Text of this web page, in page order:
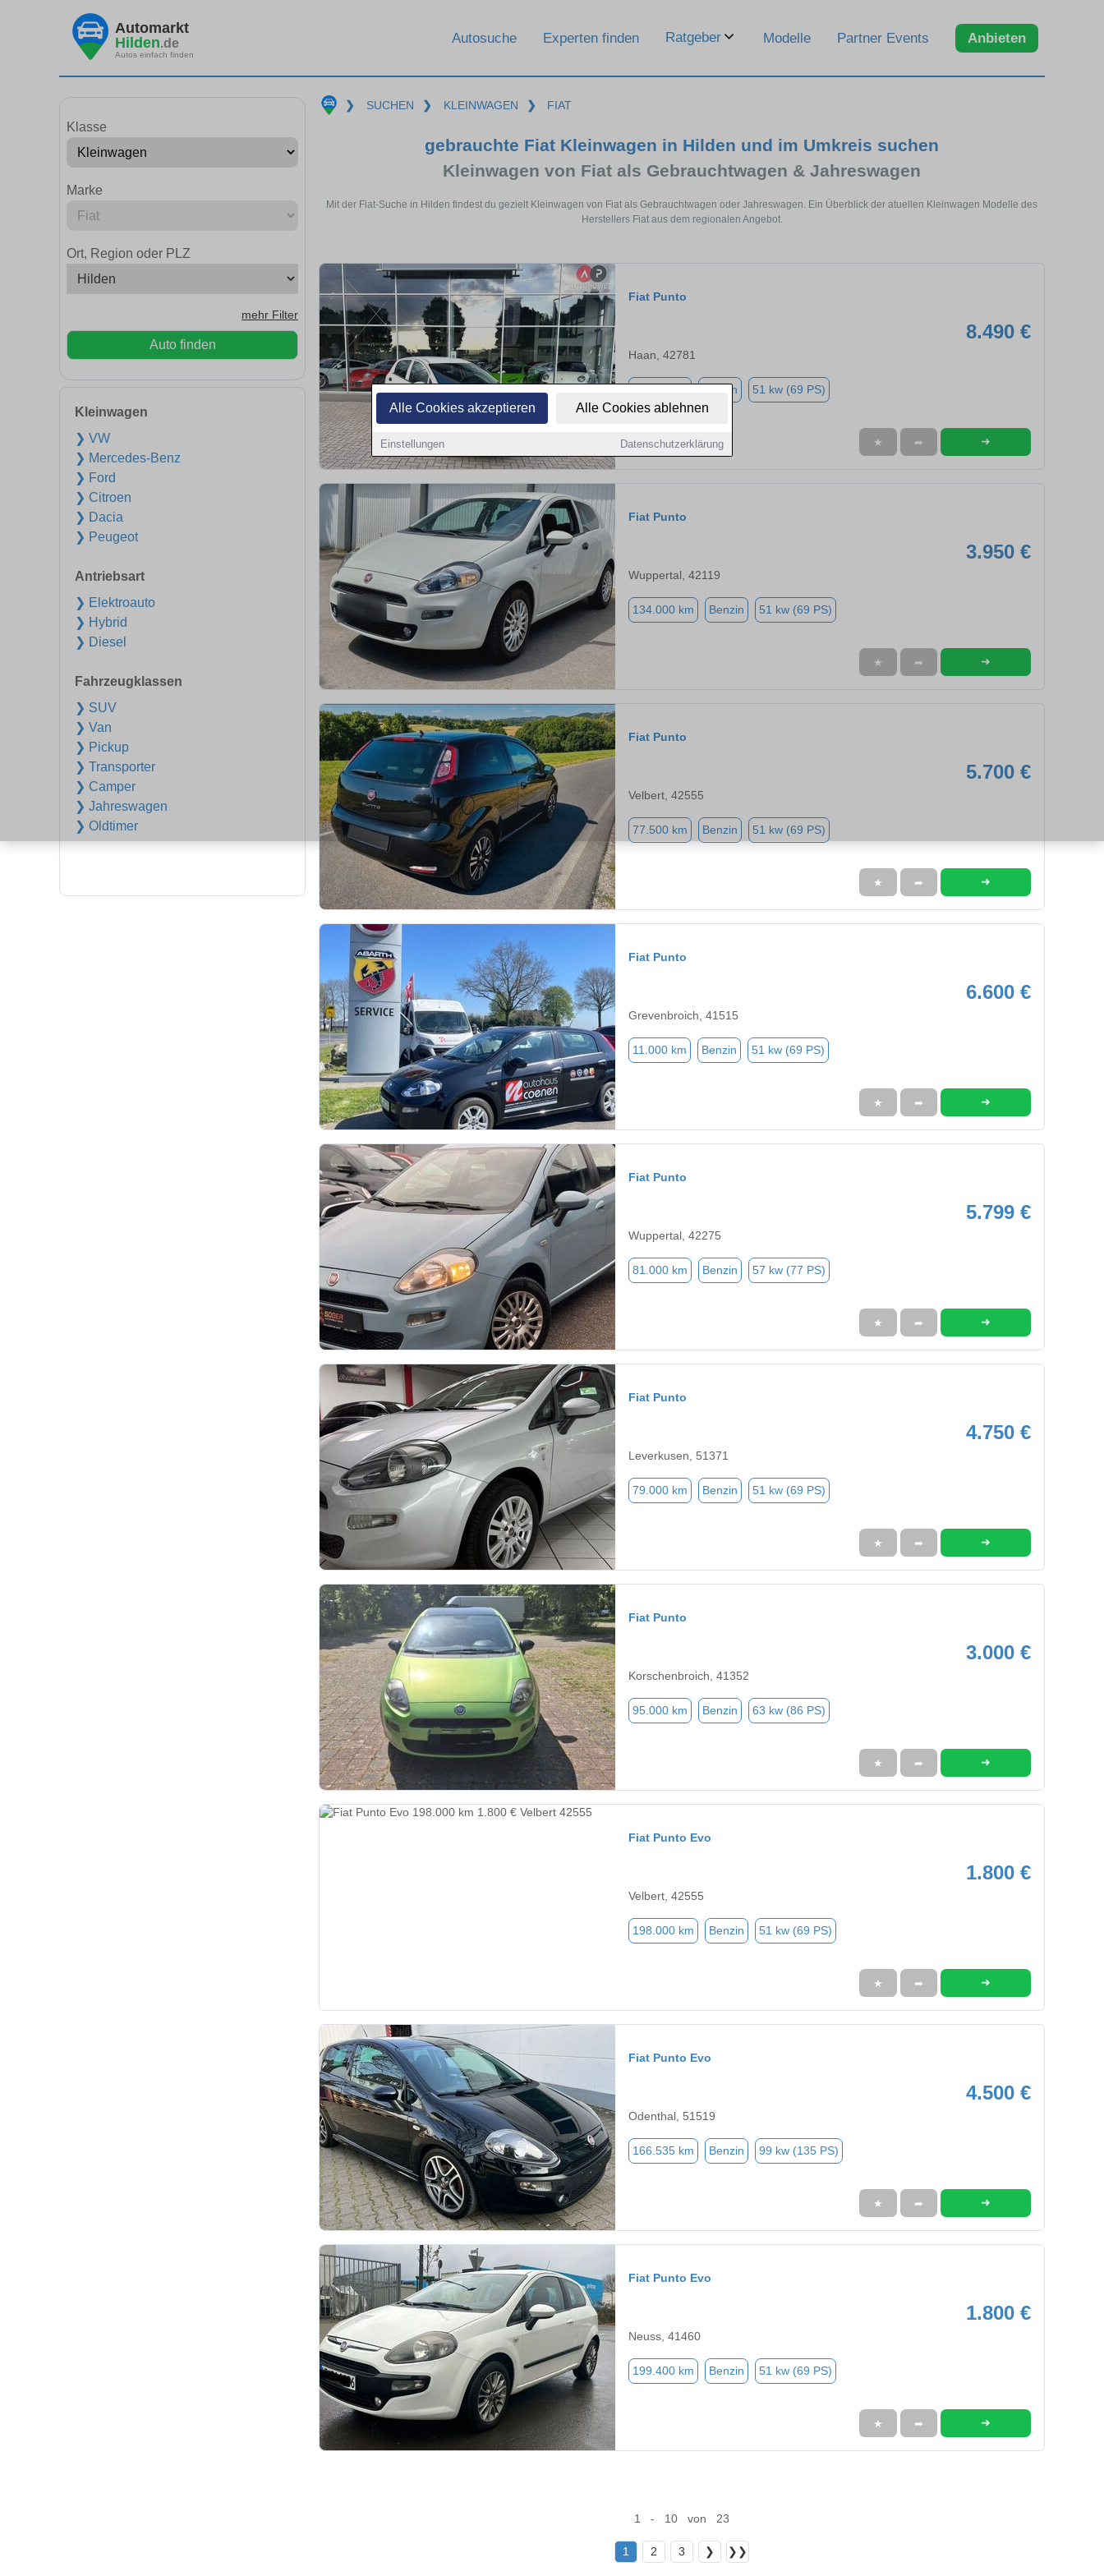
Alle Cookies akzeptieren Alle Cookies ablehnen
Einstellungen Datenschutzerklärung
Automarkt
Hilden.de
Autos einfach finden
Autosuche Experten finden Ratgeber Modelle Partner Events Anbieten
Klasse
Marke
Ort, Region oder PLZ
mehr Filter
Auto finden
Kleinwagen
❯ VW
❯ Mercedes-Benz
❯ Ford
❯ Citroen
❯ Dacia
❯ Peugeot
Antriebsart
❯ Elektroauto
❯ Hybrid
❯ Diesel
Fahrzeugklassen
❯ SUV
❯ Van
❯ Pickup
❯ Transporter
❯ Camper
❯ Jahreswagen
❯ Oldtimer
❯ SUCHEN ❯ KLEINWAGEN ❯ FIAT
gebrauchte Fiat Kleinwagen in Hilden und im Umkreis suchen
Kleinwagen von Fiat als Gebrauchtwagen & Jahreswagen
Mit der Fiat-Suche in Hilden findest du gezielt Kleinwagen von Fiat als Gebrauchtwagen oder Jahreswagen. Ein Überblick der atuellen Kleinwagen Modelle des
Herstellers Fiat aus dem regionalen Angebot.
Fiat Punto
8.490 €
Haan, 42781
Benzin 51 kw (69 PS)
★ ➦ ➜
Fiat Punto
3.950 €
Wuppertal, 42119
134.000 km Benzin 51 kw (69 PS)
★ ➦ ➜
Fiat Punto
5.700 €
Velbert, 42555
77.500 km Benzin 51 kw (69 PS)
★ ➦ ➜
Fiat Punto
6.600 €
Grevenbroich, 41515
11.000 km Benzin 51 kw (69 PS)
★ ➦ ➜
Fiat Punto
5.799 €
Wuppertal, 42275
81.000 km Benzin 57 kw (77 PS)
★ ➦ ➜
Fiat Punto
4.750 €
Leverkusen, 51371
79.000 km Benzin 51 kw (69 PS)
★ ➦ ➜
Fiat Punto
3.000 €
Korschenbroich, 41352
95.000 km Benzin 63 kw (86 PS)
★ ➦ ➜
Fiat Punto Evo
1.800 €
Velbert, 42555
198.000 km Benzin 51 kw (69 PS)
★ ➦ ➜
Fiat Punto Evo
4.500 €
Odenthal, 51519
166.535 km Benzin 99 kw (135 PS)
★ ➦ ➜
Fiat Punto Evo
1.800 €
Neuss, 41460
199.400 km Benzin 51 kw (69 PS)
★ ➦ ➜
1 - 10 von 23
1 2 3 ❯ ❯❯